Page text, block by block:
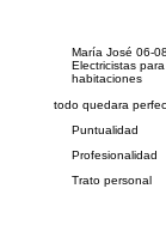
María José 06-
Electricistas
habitaciones
todo quedara
Puntualidad
Profesionalidad
Trato personal